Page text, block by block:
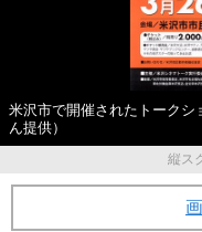
米沢市で開催されたトークシ
ん提供）
縦ス